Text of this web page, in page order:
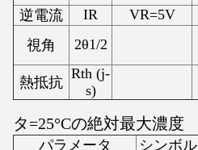
逆電流 IR VR=5V
視角
2θ1/2
熱抵抗
Rth (j-
s)
タ=25°Cの絶対最大濃度
パラメータ シンボル